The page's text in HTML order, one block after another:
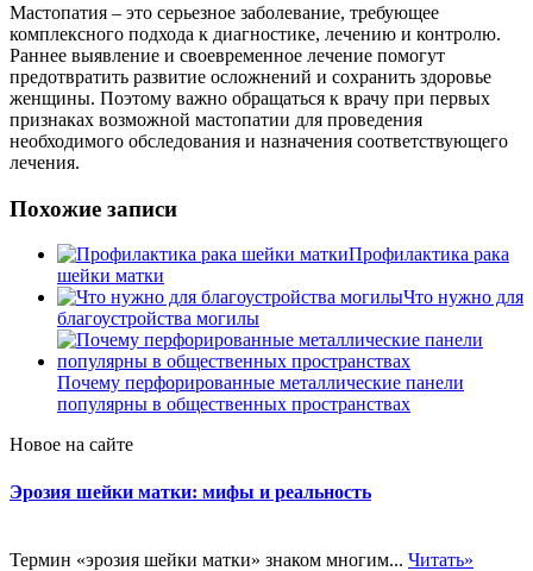
Мастопатия – это серьезное заболевание, требующее
комплексного подхода к диагностике, лечению и контролю.
Раннее выявление и своевременное лечение помогут
предотвратить развитие осложнений и сохранить здоровье
женщины. Поэтому важно обращаться к врачу при первых
признаках возможной мастопатии для проведения
необходимого обследования и назначения соответствующего
лечения.
Похожие записи
Профилактика рака
шейки матки
Что нужно для
благоустройства могилы
Почему перфорированные металлические панели
популярны в общественных пространствах
Новое на сайте
Эрозия шейки матки: мифы и реальность
Термин «эрозия шейки матки» знаком многим... Читать»